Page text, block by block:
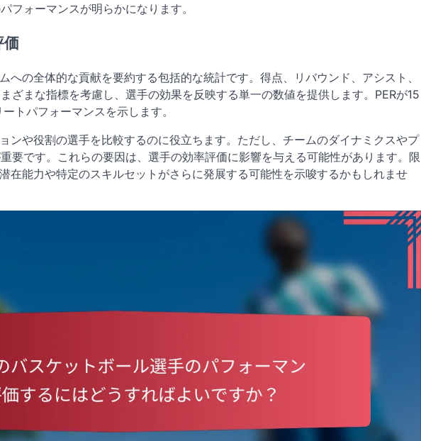
フォーマンスが明らかになります。
価
への全体的な貢献を要約する包括的な統計です。得点、リバウンド、アシスト、
ざまな指標を考慮し、選手の効果を反映する単一の数値を提供します。PERが15
トパフォーマンスを示します。
ンや役割の選手を比較するのに役立ちます。ただし、チームのダイナミクスやプ
要です。これらの要因は、選手の効率評価に影響を与える可能性があります。限
在能力や特定のスキルセットがさらに発展する可能性を示唆するかもしれませ